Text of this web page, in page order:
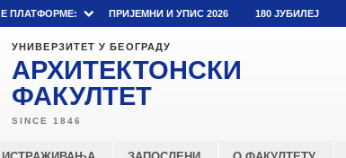
E ПЛАТФОРМЕ: ПРИЈЕМНИ И УПИС 2026 180 ЈУБИЛЕЈ
УНИВЕРЗИТЕТ У БЕОГРАДУ
АРХИТЕКТОНСКИ
ФАКУЛТЕТ